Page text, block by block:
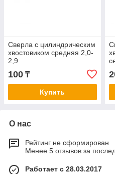
Сверла с цилиндрическим
хвостовиком средняя 2,0-
2,9
100 ₸
Купить
О нас
Рейтинг не сформирован
Менее 5 отзывов за
Работает с 28.03.2017